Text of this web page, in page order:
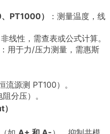
PT1000）
：测量温度，线
非线性，需查表或公式计算。
：用于力/压力测量，需惠斯
源测 PT100）。
分压）。